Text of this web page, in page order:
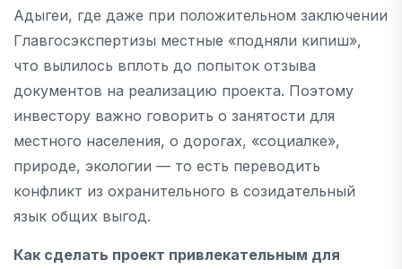
Адыгеи, где даже при положительном заключении
Главгосэкспертизы местные «подняли кипиш»,
что вылилось вплоть до попыток отзыва
документов на реализацию проекта. Поэтому
инвестору важно говорить о занятости для
местного населения, о дорогах, «социалке»,
природе, экологии — то есть переводить
конфликт из охранительного в созидательный
язык общих выгод.
Как сделать проект привлекательным для